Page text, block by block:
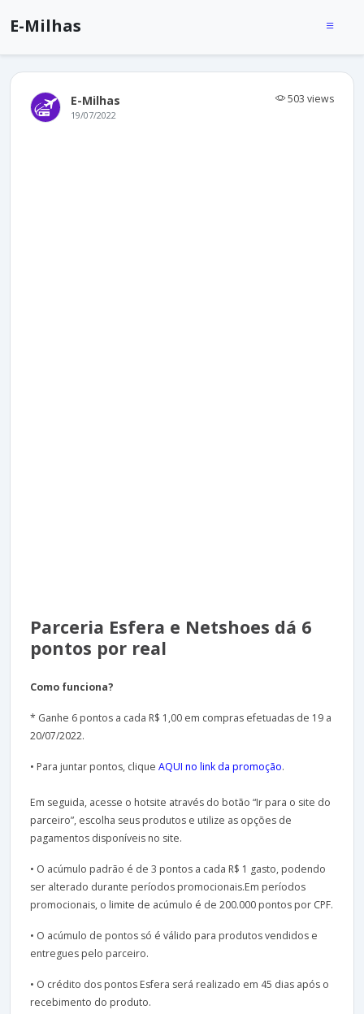
E-Milhas
E-Milhas 503 views
19/07/2022
Parceria Esfera e Netshoes dá 6
pontos por real
Como funciona?
* Ganhe 6 pontos a cada R$ 1,00 em compras efetuadas de 19 a
20/07/2022.
• Para juntar pontos, clique AQUI no link da promoção.
Em seguida, acesse o hotsite através do botão “Ir para o site do
parceiro”, escolha seus produtos e utilize as opções de
pagamentos disponíveis no site.
• O acúmulo padrão é de 3 pontos a cada R$ 1 gasto, podendo
ser alterado durante períodos promocionais.Em períodos
promocionais, o limite de acúmulo é de 200.000 pontos por CPF.
• O acúmulo de pontos só é válido para produtos vendidos e
entregues pelo parceiro.
• O crédito dos pontos Esfera será realizado em 45 dias após o
recebimento do produto.